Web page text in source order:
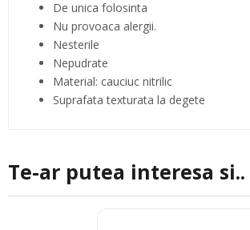
De unica folosinta
Nu provoaca alergii.
Nesterile
Nepudrate
Material: cauciuc nitrilic
Suprafata texturata la degete
Te-ar putea interesa si..